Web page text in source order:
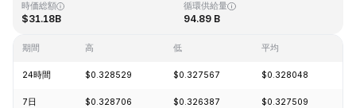
時価総額
$31.18B
循環供給量
94.89 B
期間 高 低 平均
24時間 $0.328529 $0.327567 $0.328048
7日 $0.328706 $0.326387 $0.327509